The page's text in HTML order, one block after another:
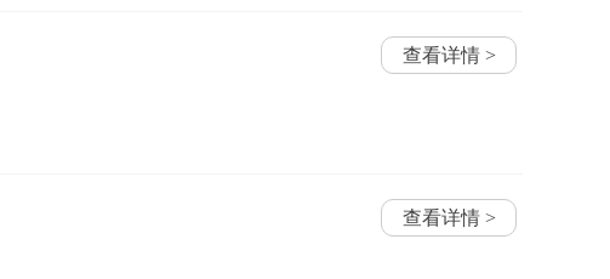
查看详情 >
查看详情 >